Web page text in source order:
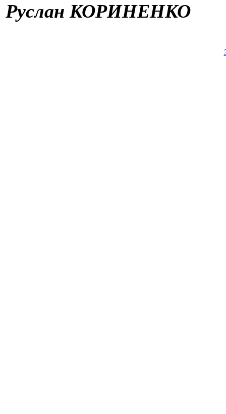
Руслан КОРИНЕНКО